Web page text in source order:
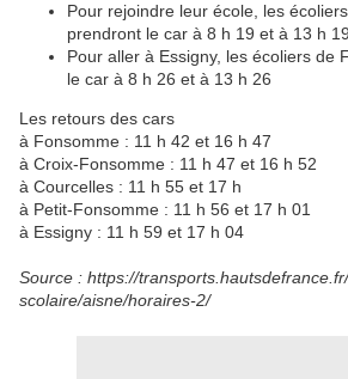
Pour rejoindre leur école, les
prendront le car à 8 h 19 et à 13 h 19
Pour aller à Essigny, les écoliers de
le car à 8 h 26 et à 13 h 26
Les retours des cars
à Fonsomme : 11 h 42 et 16 h 47
à Croix-Fonsomme : 11 h 47 et 16 h 52
à Courcelles : 11 h 55 et 17 h
à Petit-Fonsomme : 11 h 56 et 17 h 01
à Essigny : 11 h 59 et 17 h 04
Source : https://
scolaire/aisne/horaires-2/